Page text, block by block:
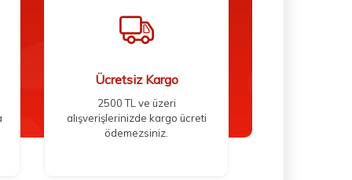
Ücretsiz Kargo
2500 TL ve üzeri
alışverişlerinizde kargo ücreti
ödemezsiniz.